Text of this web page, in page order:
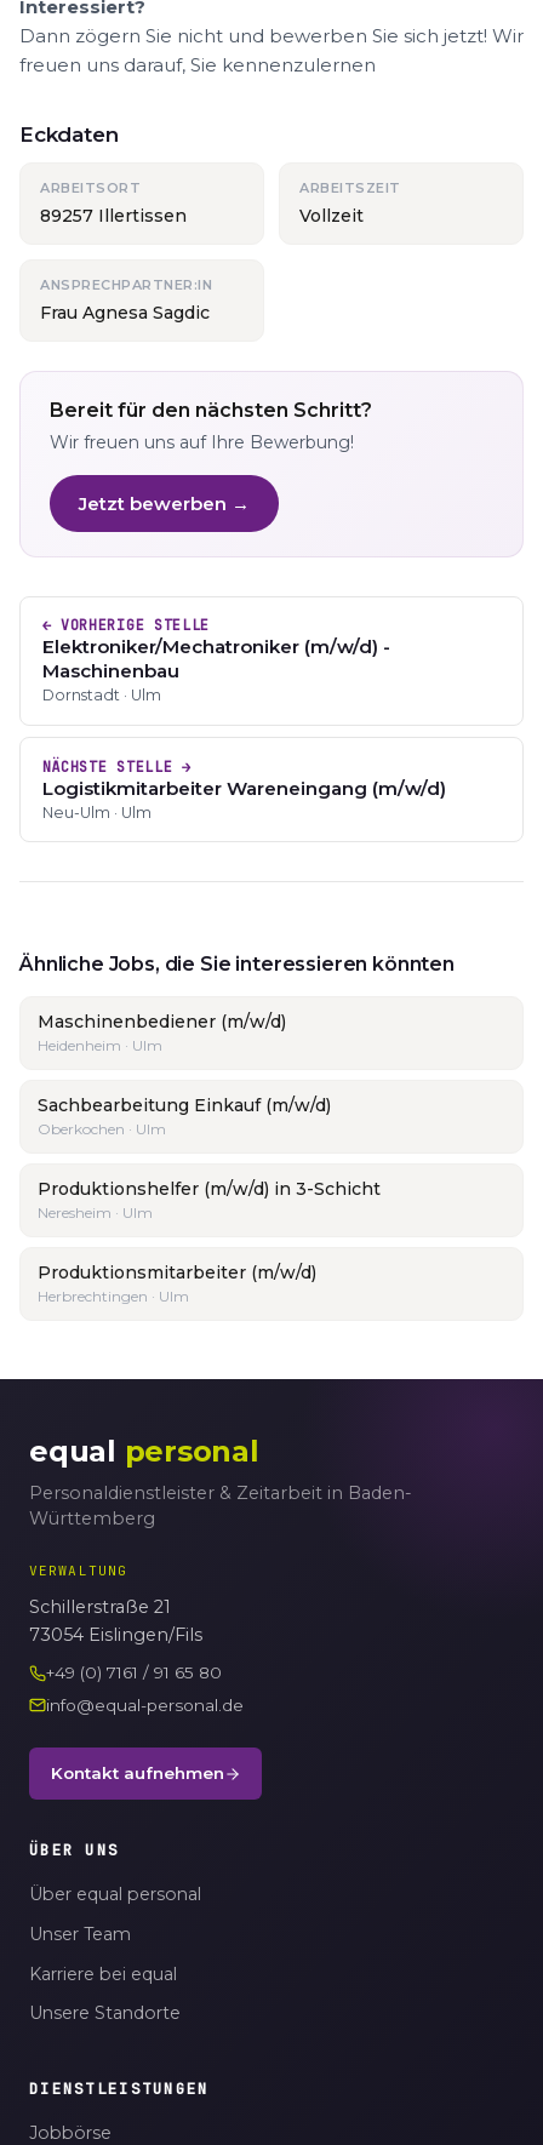
Interessiert?
Dann zögern Sie nicht und bewerben Sie sich jetzt! Wir
freuen uns darauf, Sie kennenzulernen
Eckdaten
ARBEITSORT
89257 Illertissen
ARBEITSZEIT
Vollzeit
ANSPRECHPARTNER:IN
Frau Agnesa Sagdic
Bereit für den nächsten Schritt?
Wir freuen uns auf Ihre Bewerbung!
Jetzt bewerben →
← VORHERIGE STELLE
Elektroniker/Mechatroniker (m/w/d) -
Maschinenbau
Dornstadt · Ulm
NÄCHSTE STELLE →
Logistikmitarbeiter Wareneingang (m/w/d)
Neu-Ulm · Ulm
Ähnliche Jobs, die Sie interessieren könnten
Maschinenbediener (m/w/d)
Heidenheim · Ulm
Sachbearbeitung Einkauf (m/w/d)
Oberkochen · Ulm
Produktionshelfer (m/w/d) in 3-Schicht
Neresheim · Ulm
Produktionsmitarbeiter (m/w/d)
Herbrechtingen · Ulm
equal personal
Personaldienstleister & Zeitarbeit in Baden-
Württemberg
VERWALTUNG
Schillerstraße 21
73054 Eislingen/Fils
+49 (0) 7161 / 91 65 80
info@equal-personal.de
Kontakt aufnehmen
ÜBER UNS
Über equal personal
Unser Team
Karriere bei equal
Unsere Standorte
DIENSTLEISTUNGEN
Jobbörse